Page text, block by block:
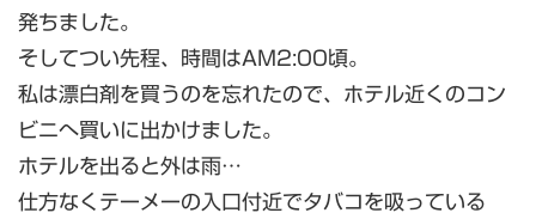
発ちました。
そしてつい先程、時間はAM2:00頃。
私は漂白剤を買うのを忘れたので、ホテル近くのコン
ビニへ買いに出かけました。
ホテルを出ると外は雨…
仕方なくテーメーの入口付近でタバコを吸っている